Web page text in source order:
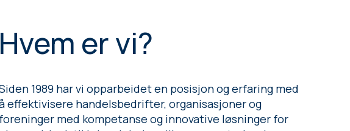
Hvem er vi?
1989 har vi opparbeidet en posisjon og erfaring med
effektivisere handelsbedrifter, organisasjoner og
foreninger med kompetanse og innovative løsninger for